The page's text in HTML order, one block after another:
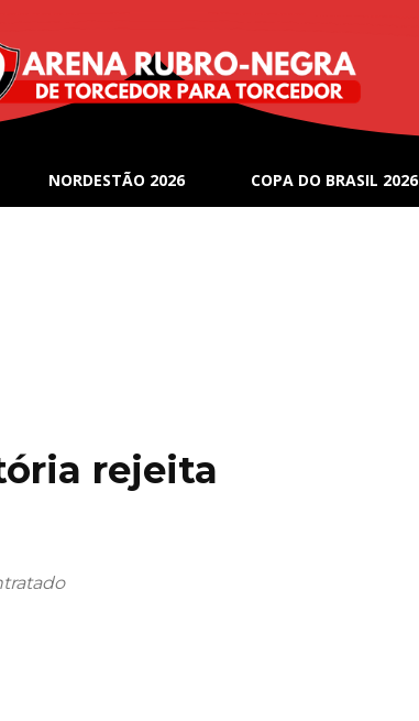
NORDESTÃO 2026 COPA DO BRASIL 2026
rejeita